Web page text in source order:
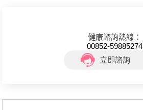
健康諮詢熱線：
00852-59885274
立即諮詢